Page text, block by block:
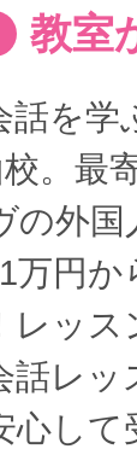
教室
話を学
。最
の外
万円
レッス
話レ
心して